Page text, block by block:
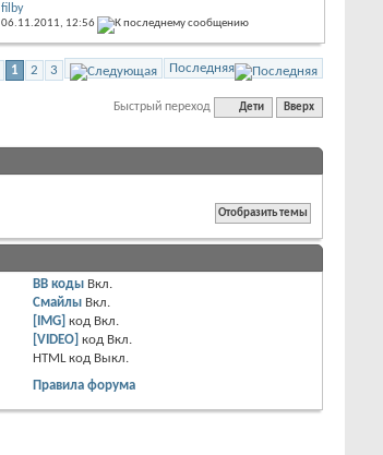
filby
06.11.2011, 12:56
1 2 3 Последняя
Быстрый переход Дети Вверх
BB коды Вкл.
Смайлы Вкл.
[IMG] код Вкл.
[VIDEO] код Вкл.
HTML код Выкл.
Правила форума